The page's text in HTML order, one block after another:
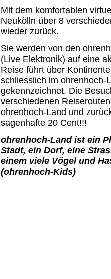
Mit dem komfortablen
Neukölln über 8
wieder zurück.
Sie werden von den
(Live Elektronik) auf eine
Reise führt über
schliesslich im ohrenhoch-
gekennzeichnet. Die
verschiedenen
ohrenhoch-Land und
sagenhafte 20 Cent!!!
ohrenhoch-Land ist ein
Stadt, ein Dorf, eine
einem viele Vögel und
(ohrenhoch-Kids)